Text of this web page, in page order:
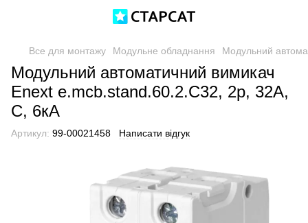
Все для монтажу Модульне обладнання Модульний
Модульний автоматичний вимикач
Enext e.mcb.stand.60.2.C32, 2р, 32А,
C, 6кА
Артикул: 99-00021458 Написати відгук